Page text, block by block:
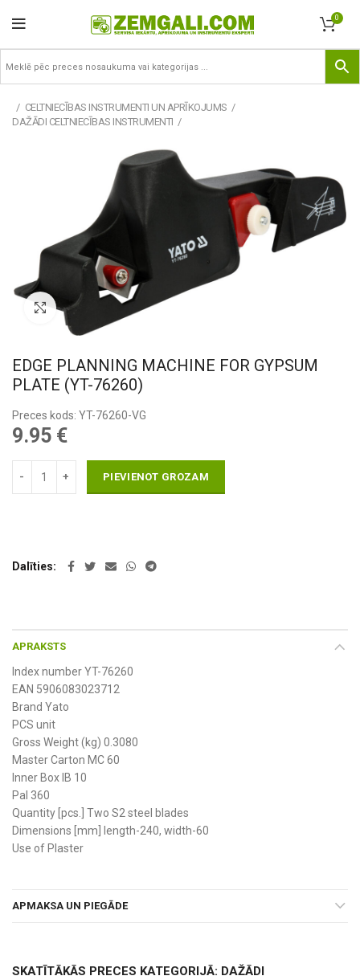
0
CELTNIECĪBAS INSTRUMENTI UN APRĪKOJUMS
DAŽĀDI CELTNIECĪBAS INSTRUMENTI
Pietuvināt
EDGE PLANNING MACHINE FOR GYPSUM
PLATE (YT-76260)
Preces kods: YT-76260-VG
9.95 €
PIEVIENOT GROZAM
Dalīties
APRAKSTS
Index number YT-76260
EAN 5906083023712
Brand Yato
PCS unit
Gross Weight (kg) 0.3080
Master Carton MC 60
Inner Box IB 10
Pal 360
Quantity [pcs.] Two S2 steel blades
Dimensions [mm] length-240, width-60
Use of Plaster
APMAKSA UN PIEGĀDE
SKATĪTĀKĀS PRECES KATEGORIJĀ: DAŽĀDI